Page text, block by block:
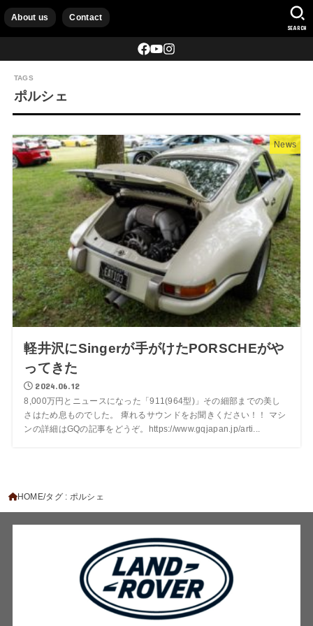
About us Contact
SEARCH
ポルシェ
News
軽井沢にSingerが手がけたPORSCHEがや
ってきた
2024.06.12
8,000万円とニュースになった「911(964型)」その細部までの美し
さはため息ものでした。 痺れるサウンドをお聞きください！！ マシ
ンの詳細はGQの記事をどうぞ。https://www.gqjapan.jp/arti...
HOME タグ : ポルシェ